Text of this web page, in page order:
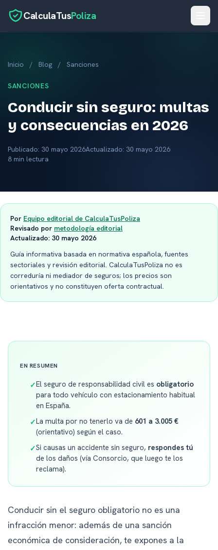
CalculaTusPoliza
Calculadora
Seguros por caso
Herramientas
Aseguradoras
Glosario
Inicio / Blog / Sanciones
SANCIONES
Conducir sin seguro: multas
y consecuencias en 2026
Publicado: 30 mayo 2026Actualizado: 30 mayo 2026
8 min lectura
Por Equipo editorial de CalculaTusPoliza
Revisado por metodología editorial
Actualizado: 30 mayo 2026
Guía informativa basada en normativa española, fuentes
sectoriales y revisión editorial. CalculaTusPoliza no es
correduría ni mediador de seguros; los precios son
orientativos y no constituyen oferta contractual.
EN RESUMEN
✓El seguro de responsabilidad civil es obligatorio
para todo vehículo con estacionamiento habitual
en España.
✓La multa por no tenerlo va de 601 a 3.005 €
(orientativo) según el caso.
✓Si causas un accidente sin seguro, respondes tú
de los daños (vía Consorcio, que luego te los
reclama).
Conducir sin el seguro obligatorio no es una
infracción menor: además de una sanción
económica de consideración, te expones a la